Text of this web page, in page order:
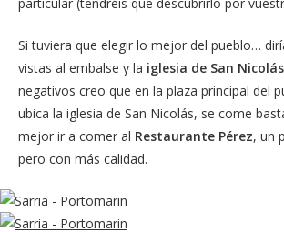
Si tuviera que elegir lo mejor del pueblo…
vistas al embalse y la iglesia de San Nicolás
negativos creo que en la plaza principal del
ubica la iglesia de San Nicolás, se come
mejor ir a comer al Restaurante Pérez, un
pero con más calidad.